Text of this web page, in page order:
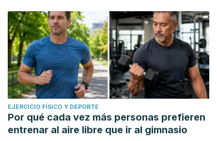
EJERCICIO FÍSICO Y DEPORTE
Por qué cada vez más personas prefieren
entrenar al aire libre que ir al gimnasio